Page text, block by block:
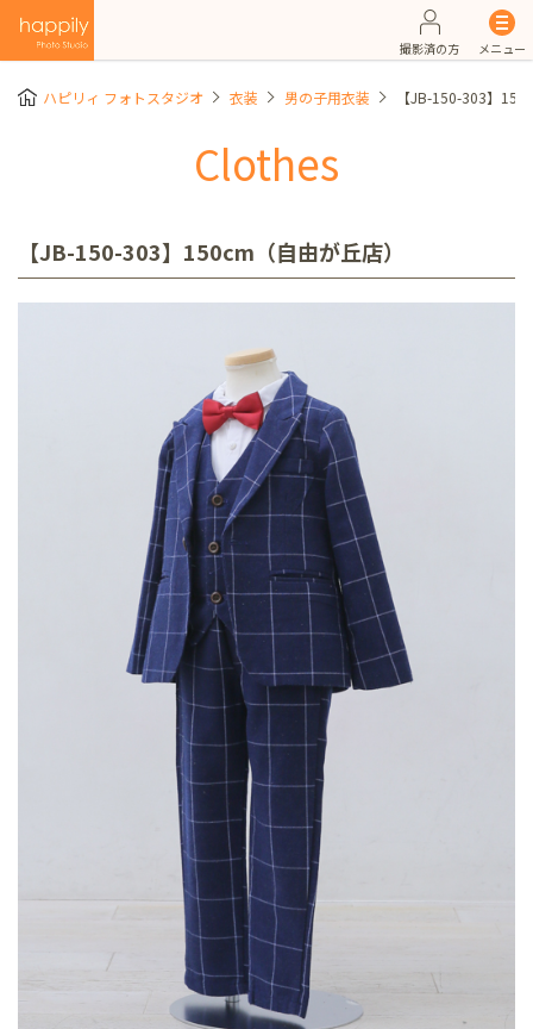
撮影済の方 メニュー
ハピリィ フォトスタジオ 衣装 男の子用衣装 【JB-150-303】
Clothes
【JB-150-303】150cm（自由が丘店）